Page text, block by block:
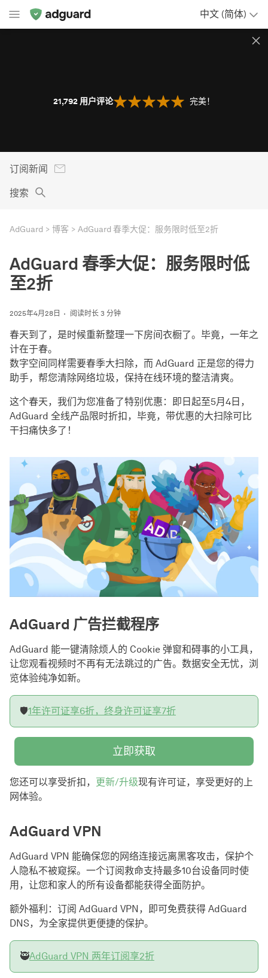
中文 (简体)
21,792 用户评论 完美！
订阅新闻
搜索
AdGuard 博客 AdGuard 春季大促：服务限时低至2折
AdGuard 春季大促：服务限时低
至2折
2025年4月28日 阅读时长 3 分钟
春天到了，是时候重新整理一下房间衣橱了。毕竟，一年之
计在于春。
数字空间同样需要春季大扫除，而 AdGuard 正是您的得力
助手，帮您清除网络垃圾，保持在线环境的整洁清爽。
这个春天，我们为您准备了特别优惠：即日起至5月4日，
AdGuard 全线产品限时折扣，毕竟，带优惠的大扫除可比
干扫痛快多了！
AdGuard 广告拦截程序
AdGuard 能一键清除烦人的 Cookie 弹窗和碍事的小工具，
让您观看视频时不再有无法跳过的广告。数据安全无忧，浏
览体验纯净如新。
🛡️1年许可证享6折，终身许可证享7折
立即获取
您还可以享受折扣， 更新/升级现有许可证，享受更好的上
网体验。
AdGuard VPN
AdGuard VPN 能确保您的网络连接远离黑客攻击，保护个
人隐私不被窥探。一个订阅救命支持最多10台设备同时使
用，让您和家人的所有设备都能获得全面防护。
额外福利：订阅 AdGuard VPN，即可免费获得 AdGuard
DNS，为全家提供更便捷的保护。
🥷AdGuard VPN 两年订阅享2折